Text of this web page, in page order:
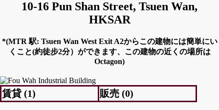
10-16 Pun Shan Street, Tsuen Wan,
HKSAR
*(MTR 駅: Tsuen Wan West Exit A2からこの建物には簡単にい
くこと(約徒步2分）ができます、この建物の近くの場所は
Octagon)
賃貸 (1) 販売 (0)